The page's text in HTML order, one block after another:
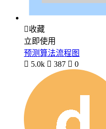
收藏
立即使用
预测算法流程图
 5.0k  387  0